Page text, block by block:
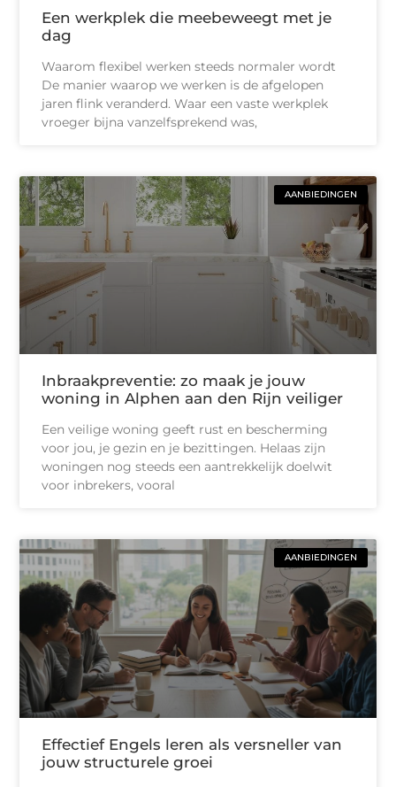
Een werkplek die meebeweegt met je
dag
Waarom flexibel werken steeds normaler wordt
De manier waarop we werken is de afgelopen
jaren flink veranderd. Waar een vaste werkplek
vroeger bijna vanzelfsprekend was,
AANBIEDINGEN
Inbraakpreventie: zo maak je jouw
woning in Alphen aan den Rijn veiliger
Een veilige woning geeft rust en bescherming
voor jou, je gezin en je bezittingen. Helaas zijn
woningen nog steeds een aantrekkelijk doelwit
voor inbrekers, vooral
AANBIEDINGEN
Effectief Engels leren als versneller van
jouw structurele groei